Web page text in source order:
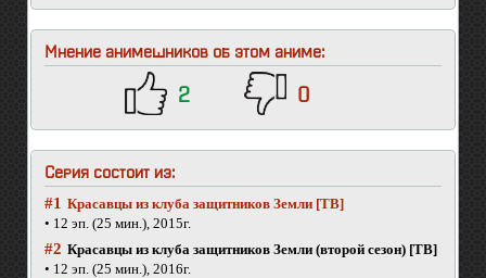
Мнение анимешников об этом аниме:
2 0
Серия состоит из:
#1 Красавцы из клуба защитников Земли [ТВ]
• 12 эп. (25 мин.), 2015г.
#2 Красавцы из клуба защитников Земли (второй сезон) [ТВ]
• 12 эп. (25 мин.), 2016г.